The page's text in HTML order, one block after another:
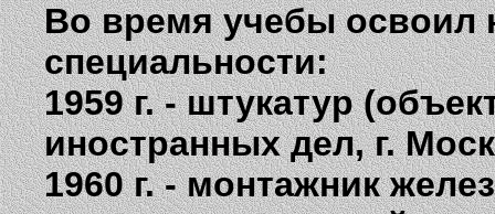
Во время учебы освоил
специальности:
1959 г. - штукатур
иностранных дел, г.
1960 г. - монтажник